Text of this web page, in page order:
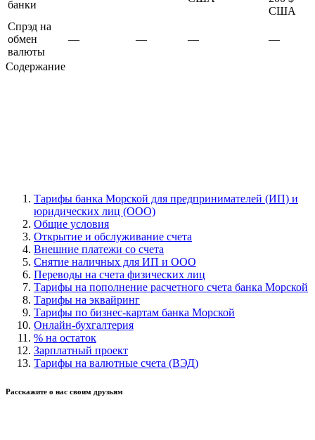
банки
США
Спрэд на
обмен
валюты
— — — —
Содержание
Тарифы банка Морской для предпринимателей (ИП) и
юридических лиц (ООО)
Общие условия
Открытие и обслуживание счета
Внешние платежи со счета
Снятие наличных для ИП и ООО
Переводы на счета физических лиц
Тарифы на пополнение расчетного счета банка Морской
Тарифы на эквайринг
Тарифы по бизнес-картам банка Морской
Онлайн-бухгалтерия
% на остаток
Зарплатный проект
Тарифы на валютные счета (ВЭД)
Расскажите о нас своим друзьям